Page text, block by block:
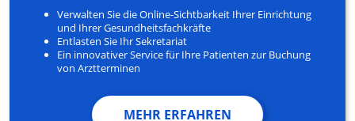
Verwalten Sie die Online-Sichtbarkeit Ihrer Einrichtung
und Ihrer Gesundheitsfachkräfte
Entlasten Sie Ihr Sekretariat
Ein innovativer Service für Ihre Patienten zur Buchung
von Arztterminen
MEHR ERFAHREN